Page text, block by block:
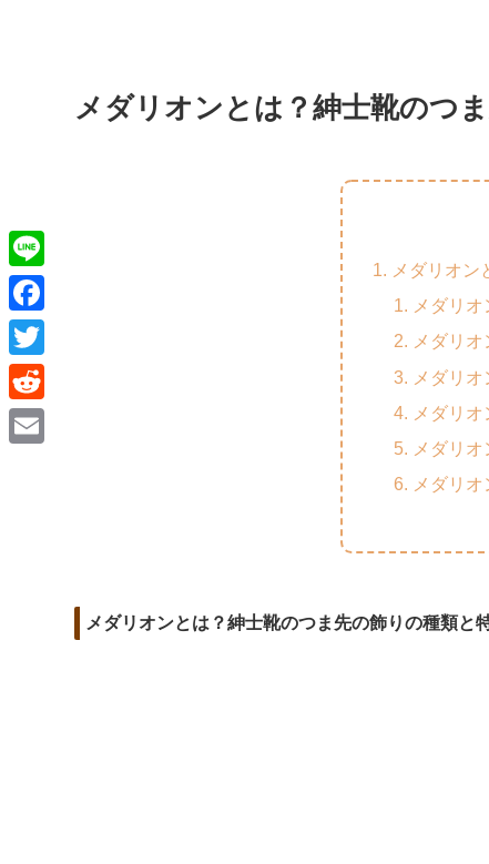
メダリオンとは？紳士靴のつ
メダリオン
メダリオ
メダリ
メダリ
メダリ
メダリ
メダリ
メダリオンとは？紳士靴のつま先の飾りの種類と
L
i
n
e
F
a
c
e
T
w
i
R